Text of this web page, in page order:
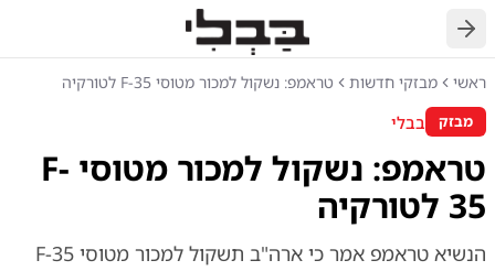
חזרה
ראשי מבזקי חדשות טראמפ: נשקול למכור מטוסי F-35 לטורקיה
מבזק בבלי
טראמפ: נשקול למכור מטוסי F-
35 לטורקיה
הנשיא טראמפ אמר כי ארה"ב תשקול למכור מטוסי F-35